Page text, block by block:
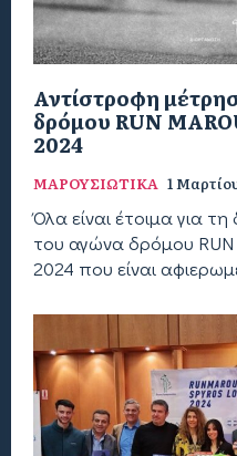
Αντίστροφη
δρόμου RUN
2024
ΜΑΡΟΥΣΙΩΤΙΚΑ 1
Όλα είναι έτοιμα για
του αγώνα δρόμου
2024 που είναι